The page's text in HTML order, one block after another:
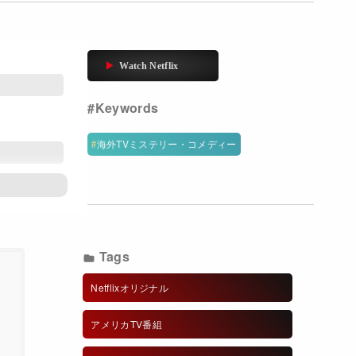
海外TVミステリー・コメディー
Tags
Netflixオリジナル
アメリカTV番組